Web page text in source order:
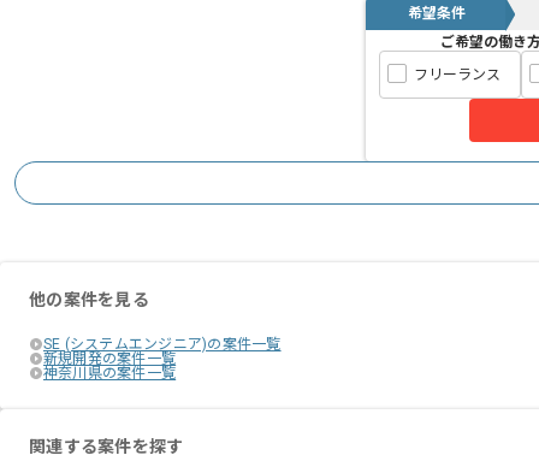
希望条件
ご希望の働き
フリーランス
他の案件を見る
SE (システムエンジニア)の案件一覧
新規開発の案件一覧
神奈川県の案件一覧
関連する案件を探す